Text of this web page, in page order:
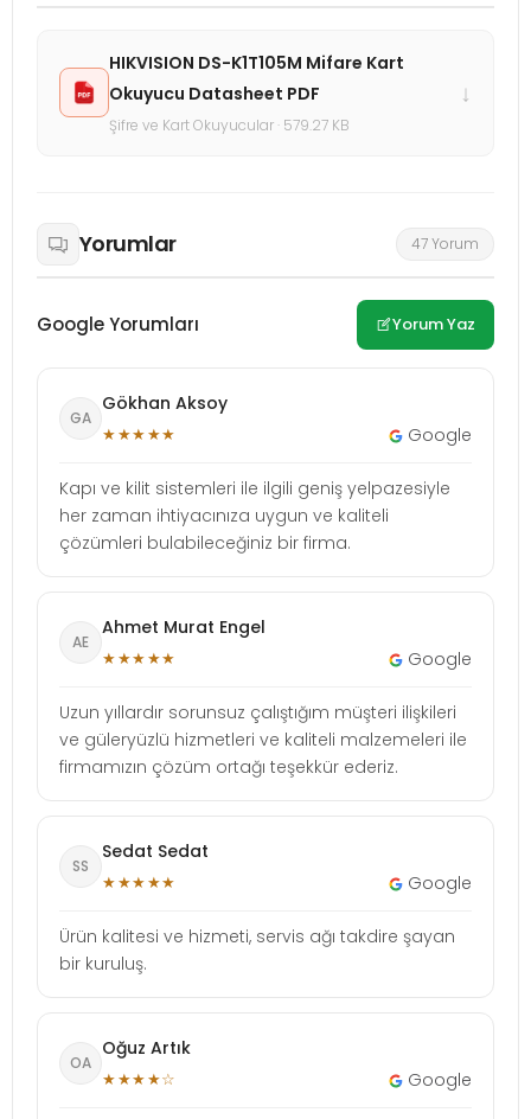
HIKVISION DS-K1T105M Mifare Kart
Okuyucu Datasheet PDF
Şifre ve Kart Okuyucular · 579.27 KB
↓
Yorumlar 47 Yorum
Google Yorumları Yorum Yaz
GA
Gökhan Aksoy
★★★★★ Google
Kapı ve kilit sistemleri ile ilgili geniş yelpazesiyle
her zaman ihtiyacınıza uygun ve kaliteli
çözümleri bulabileceğiniz bir firma.
AE
Ahmet Murat Engel
★★★★★ Google
Uzun yıllardır sorunsuz çalıştığım müşteri ilişkileri
ve güleryüzlü hizmetleri ve kaliteli malzemeleri ile
firmamızın çözüm ortağı teşekkür ederiz.
SS
Sedat Sedat
★★★★★ Google
Ürün kalitesi ve hizmeti, servis ağı takdire şayan
bir kuruluş.
OA
Oğuz Artık
★★★★☆ Google